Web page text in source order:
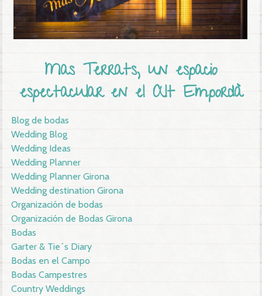
Mas Terrats, un espacio
espectacular en el Alt Empordà
Blog de bodas
Wedding Blog
Wedding Ideas
Wedding Planner
Wedding Planner Girona
Wedding destination Girona
Organización de bodas
Organización de Bodas Girona
Bodas
Garter & Tie´s Diary
Bodas en el Campo
Bodas Campestres
Country Weddings